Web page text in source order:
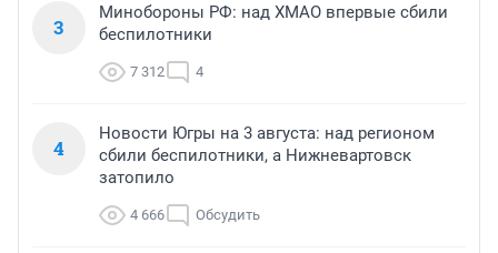
3
Минобороны РФ: над ХМАО впервые сбили
беспилотники
7 312 4
4
Новости Югры на 3 августа: над регионом
сбили беспилотники, а Нижневартовск
затопило
4 666 Обсудить